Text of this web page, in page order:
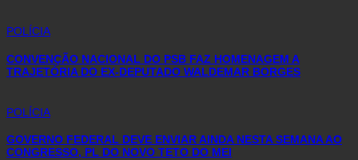
POLÍCIA
CONVENÇÃO NACIONAL DO PSB FAZ HOMENAGEM A
TRAJETÓRIA DO EX-DEPUTADO WALDEMAR BORGES
POLÍCIA
GOVERNO FEDERAL DEVE ENVIAR AINDA NESTA SEMANA AO
CONGRESSO, PL DO NOVO TETO DO MEI